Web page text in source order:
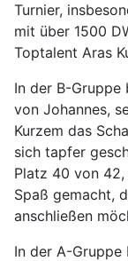
Turnier,
mit über 1500
Toptalent Aras
In der B-Gruppe
von Johannes,
Kurzem das
sich tapfer
Platz 40 von
Spaß gemacht,
anschließen
In der A-Gruppe